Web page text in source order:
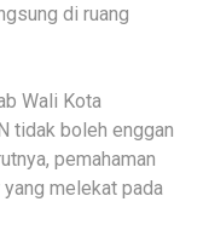
di ruang
Wali Kota
tidak boleh enggan
pemahaman
melekat pada